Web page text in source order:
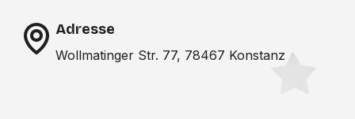
Adresse
Wollmatinger Str. 77, 78467 Konstanz